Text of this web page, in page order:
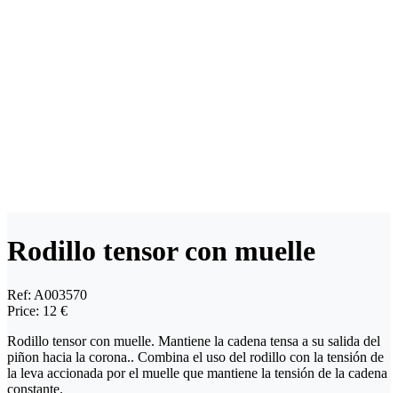
Rodillo tensor con muelle
Ref: A003570
Price: 12 €
Rodillo tensor con muelle. Mantiene la cadena tensa a su salida del
piñon hacia la corona.. Combina el uso del rodillo con la tensión de
la leva accionada por el muelle que mantiene la tensión de la cadena
constante.